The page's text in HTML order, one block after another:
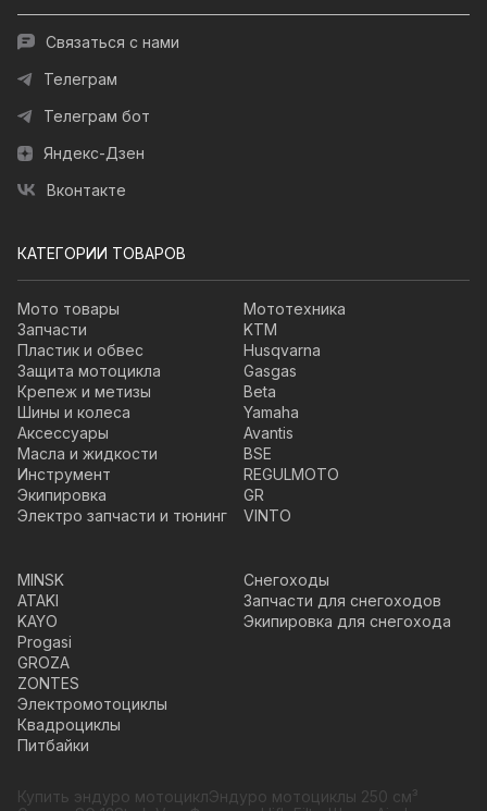
Связаться с нами
Телеграм
Телеграм бот
Яндекс-Дзен
Вконтакте
КАТЕГОРИИ ТОВАРОВ
Мото товары
Запчасти
Пластик и обвес
Защита мотоцикла
Крепеж и метизы
Шины и колеса
Аксессуары
Масла и жидкости
Инструмент
Экипировка
Электро запчасти и тюнинг
Мототехника
KTM
Husqvarna
Gasgas
Beta
Yamaha
Avantis
BSE
REGULMOTO
GR
VINTO
MINSK
ATAKI
KAYO
Progasi
GROZA
ZONTES
Электромотоциклы
Квадроциклы
Питбайки
Снегоходы
Запчасти для снегоходов
Экипировка для снегохода
Купить эндуро мотоциклЭндуро мотоциклы 250 см³